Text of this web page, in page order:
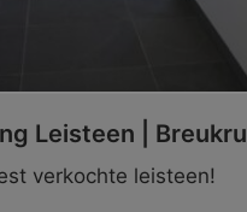
Leisteen |
verkochte leisteen!